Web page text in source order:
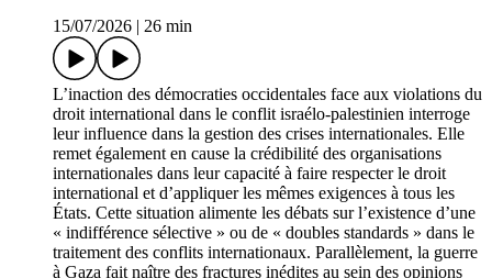
15/07/2026
26 min
L’inaction des démocraties occidentales face aux violations du
droit international dans le conflit israélo-palestinien interroge
leur influence dans la gestion des crises internationales. Elle
remet également en cause la crédibilité des organisations
internationales dans leur capacité à faire respecter le droit
international et d’appliquer les mêmes exigences à tous les
États. Cette situation alimente les débats sur l’existence d’une
« indifférence sélective » ou de « doubles standards » dans le
traitement des conflits internationaux. Parallèlement, la guerre
à Gaza fait naître des fractures inédites au sein des opinions